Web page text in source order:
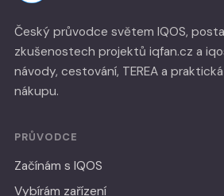
Český průvodce světem IQOS,
zkušenostech projektů iqfan.cz a
návody, cestování, TEREA a
nákupu.
PRŮVODCE
Začínám s IQOS
Vybírám zařízení